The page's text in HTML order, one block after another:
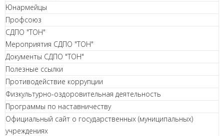
Юнармейцы
Профсоюз
СДПО "ТОН"
Мероприятия СДПО "ТОН"
Документы СДПО "ТОН"
Полезные ссылки
Противодействие коррупции
Физкультурно-оздоровительная деятельность
Программы по наставничеству
Официальный сайт о государственных (муниципальных)
учреждениях